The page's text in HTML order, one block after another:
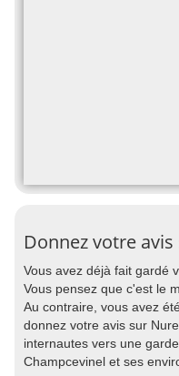
Donnez votre
Vous avez déjà fait gardé
Vous pensez que c'est le
Au contraire, vous avez
donnez votre avis sur
internautes vers une
Champcevinel et ses